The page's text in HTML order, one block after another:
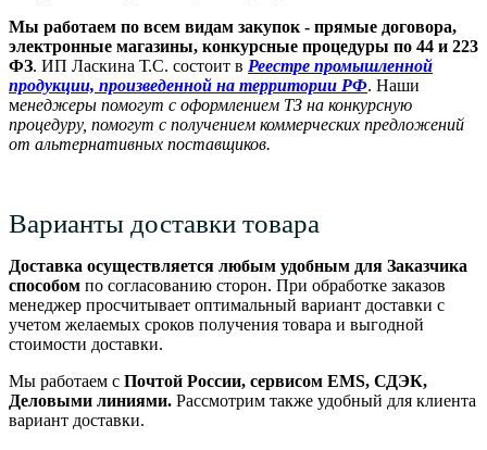
Мы работаем по всем видам закупок - прямые договора,
электронные магазины, конкурсные процедуры по 44 и 223
ФЗ. ИП Ласкина Т.С. состоит в Реестре промышленной
продукции, произведенной на территории РФ. Наши
менеджеры помогут с оформлением ТЗ на конкурсную
процедуру, помогут с получением коммерческих предложений
от альтернативных поставщиков.
Варианты доставки товара
Доставка осуществляется любым удобным для Заказчика
способом по согласованию сторон. При обработке заказов
менеджер просчитывает оптимальный вариант доставки с
учетом желаемых сроков получения товара и выгодной
стоимости доставки.
Мы работаем с Почтой России, сервисом EMS, СДЭК,
Деловыми линиями. Рассмотрим также удобный для клиента
вариант доставки.